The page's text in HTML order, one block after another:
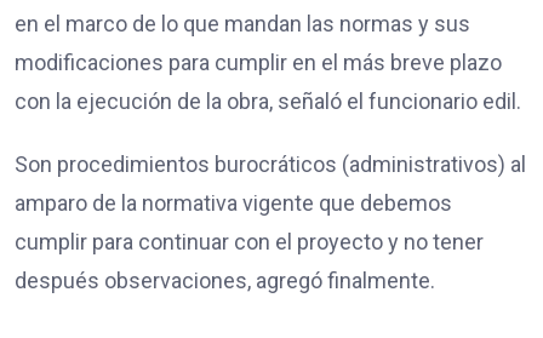
en el marco de lo que mandan las normas y sus
modificaciones para cumplir en el más breve plazo
con la ejecución de la obra, señaló el funcionario edil.
Son procedimientos burocráticos (administrativos) al
amparo de la normativa vigente que debemos
cumplir para continuar con el proyecto y no tener
después observaciones, agregó finalmente.